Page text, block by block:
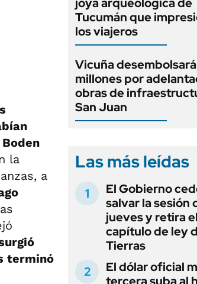
la
a
terminó
Tucumán que
los viajeros
Vicuña
millones por
obras de
San Juan
Las más leídas
El Gobierno
salvar la sesión
jueves y retira el
capítulo de ley
Tierras
El dólar oficial